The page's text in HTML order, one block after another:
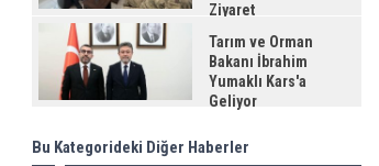
Ziyaret
Tarım ve Orman
Bakanı İbrahim
Yumaklı Kars'a
Geliyor
Bu Kategorideki Diğer Haberler